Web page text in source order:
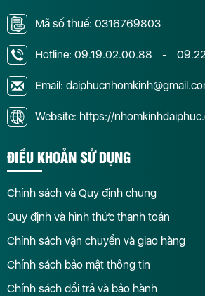
Mã số thuế: 0316769803
Hotline: 09.19.02.00.88 -
Email:
Website: https://
ĐIỀU KHOẢN SỬ DỤNG
Chính sách và Quy định chung
Quy định và hình thức thanh toán
Chính sách vận chuyển và giao hàng
Chính sách bảo mật thông tin
Chính sách đổi trả và bảo hành